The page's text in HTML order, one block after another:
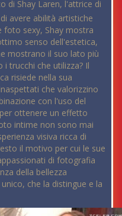
di Shay Laren, l'attrice di
avere abilità artistiche
foto sexy, Shay mostra
senso dell'estetica,
mostrano il suo lato più
i trucchi che utilizza? Il
risiede nella sua
che valorizzino
con l'uso del
ottenere un effetto
intime non sono mai
visiva ricca di
il motivo per cui le sue
di fotografia
della bellezza
che la distingue e la